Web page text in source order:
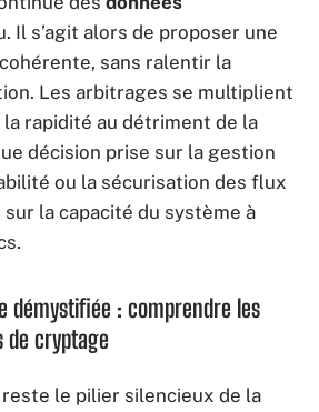
Il s’agit alors de proposer une
cohérente, sans ralentir la
Les arbitrages se multiplient
rapidité au détriment de la
décision prise sur la gestion
ou la sécurisation des flux
la capacité du système à
démystifiée : comprendre les
de cryptage
reste le pilier silencieux de la